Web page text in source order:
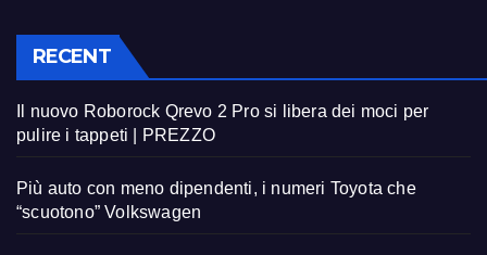
RECENT
Il nuovo Roborock Qrevo 2 Pro si libera dei moci per
pulire i tappeti | PREZZO
Più auto con meno dipendenti, i numeri Toyota che
“scuotono” Volkswagen